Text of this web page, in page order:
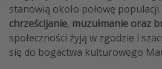
stanowią około połowę
chrześcijanie, muzułmanie oraz
społeczności żyją w zgodzie i
się do bogactwa kulturowego